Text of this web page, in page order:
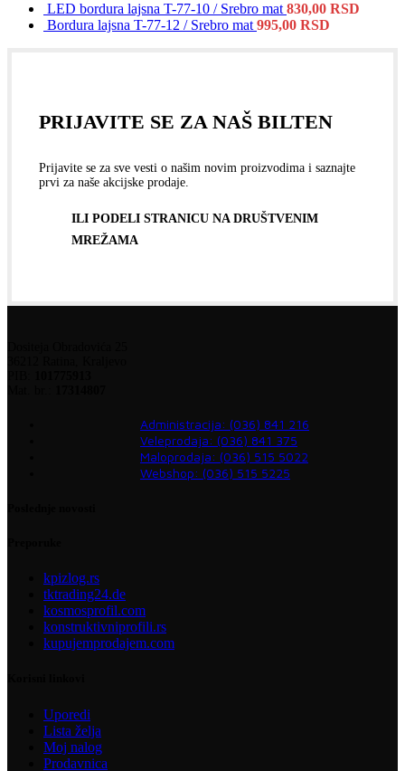
LED bordura lajsna T-77-10 / Srebro mat 830,00 RSD
Bordura lajsna T-77-12 / Srebro mat 995,00 RSD
PRIJAVITE SE ZA NAŠ BILTEN
Prijavite se za sve vesti o našim novim proizvodima i saznajte
prvi za naše akcijske prodaje.
ILI PODELI STRANICU NA DRUŠTVENIM
MREŽAMA
Administracija: (036) 841 216
Veleprodaja: (036) 841 375
Maloprodaja: (036) 515 5022
Webshop: (036) 515 5225
kpizlog.rs
tktrading24.de
kosmosprofil.com
konstruktivniprofili.rs
kupujemprodajem.com
Uporedi
Lista želja
Moj nalog
Prodavnica